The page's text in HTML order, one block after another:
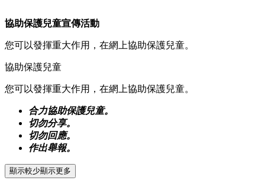
協助保護兒童宣傳活動
您可以發揮重大作用，在網上協助保護兒童。
協助保護兒童
您可以發揮重大作用，在網上協助保護兒童。
合力協助保護兒童。
切勿分享。
切勿回應。
作出舉報。
顯示較少顯示更多